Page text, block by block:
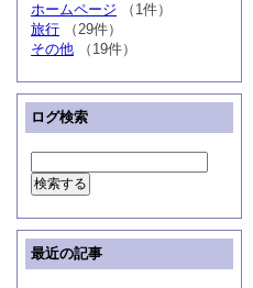
ホームページ （1件）
旅行 （29件）
その他 （19件）
ログ検索
最近の記事